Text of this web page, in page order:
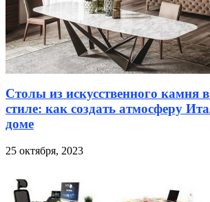
Столы из искусственного камня
стиле: как создать атмосферу
доме
25 октября, 2023